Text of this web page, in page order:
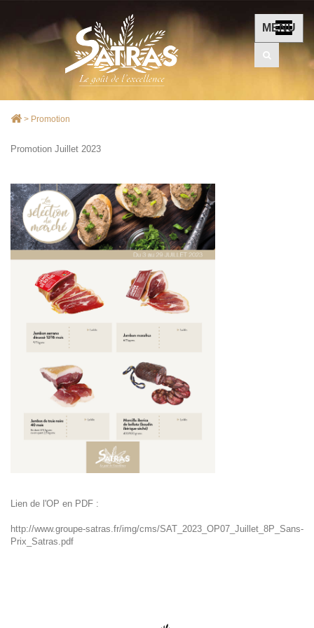
MENU
> Promotion
Promotion Juillet 2023
Lien de l'OP en PDF :
http://www.groupe-satras.fr/img/cms/SAT_2023_OP07_Juillet_8P_Sans-
Prix_Satras.pdf